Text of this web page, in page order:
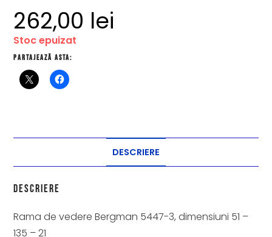
262,00 lei
Stoc epuizat
Partajează asta:
DESCRIERE
Descriere
Rama de vedere Bergman 5447-3, dimensiuni 51 –
135 – 21